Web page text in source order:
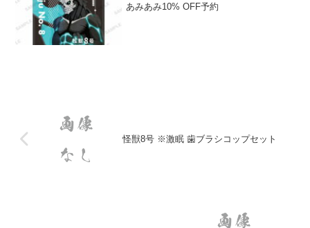
あみあみ10% OFF予約
怪獣8号 ※激眠 歯ブラシコップセット